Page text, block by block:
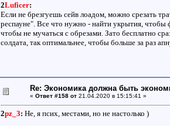
2Luficer:
Если не брезгуешь сейв лоадом, можно срезать
респауне". Все что нужно - найти укрытия,
чтобы не мучаться с обрезами. Зато бесплатно
солдата, так оптимальнее, чтобы больше за раз
Re: Экономика должна быть
« Ответ #158 от 21.04.2020 в 15:15:41 »
2pz_3: Не, я псих, местами, но не настолько )